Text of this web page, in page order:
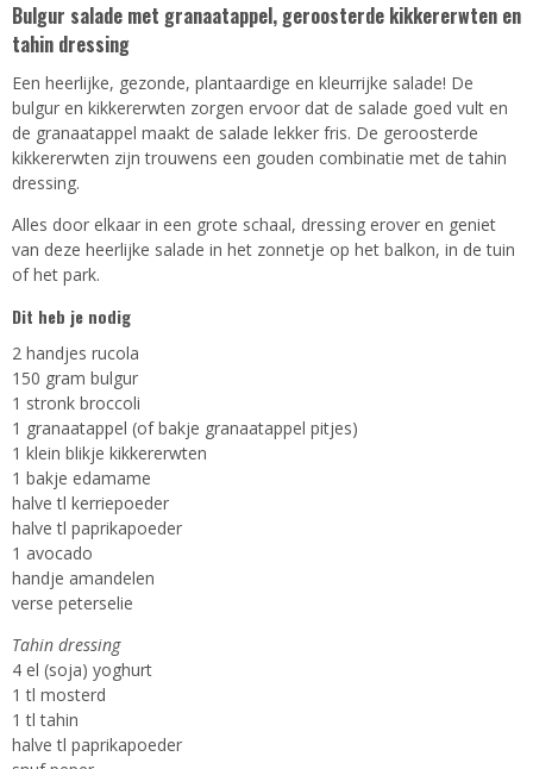
Bulgur salade met granaatappel, geroosterde kikkererwten en
tahin dressing
Een heerlijke, gezonde, plantaardige en kleurrijke salade! De
bulgur en kikkererwten zorgen ervoor dat de salade goed vult en
de granaatappel maakt de salade lekker fris. De geroosterde
kikkererwten zijn trouwens een gouden combinatie met de tahin
dressing.
Alles door elkaar in een grote schaal, dressing erover en geniet
van deze heerlijke salade in het zonnetje op het balkon, in de tuin
of het park.
Dit heb je nodig
2 handjes rucola
150 gram bulgur
1 stronk broccoli
1 granaatappel (of bakje granaatappel pitjes)
1 klein blikje kikkererwten
1 bakje edamame
halve tl kerriepoeder
halve tl paprikapoeder
1 avocado
handje amandelen
verse peterselie
Tahin dressing
4 el (soja) yoghurt
1 tl mosterd
1 tl tahin
halve tl paprikapoeder